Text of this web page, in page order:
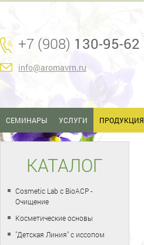
+7 (908) 130-95-62
info@aromavrn.ru
СЕМИНАРЫ УСЛУГИ ПРОДУКЦИЯ
КАТАЛОГ
Cosmetic Lab с BioACP -
Очищение
Косметические основы
"Детская Линия" с иссопом